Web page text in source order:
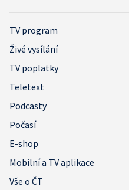
TV program
Živé vysílání
TV poplatky
Teletext
Podcasty
Počasí
E-shop
Mobilní a TV aplikace
Vše o ČT